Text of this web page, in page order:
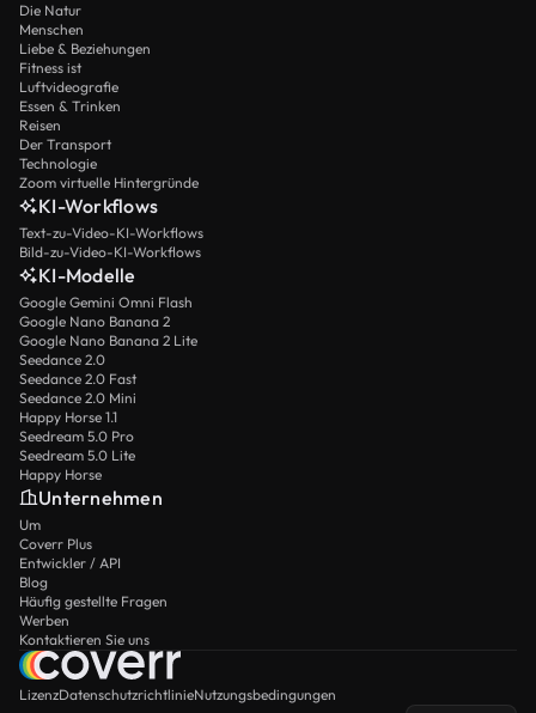
Die Natur
Menschen
Liebe & Beziehungen
Fitness ist
Luftvideografie
Essen & Trinken
Reisen
Der Transport
Technologie
Zoom virtuelle Hintergründe
KI-Workflows
Text-zu-Video-KI-Workflows
Bild-zu-Video-KI-Workflows
KI-Modelle
Google Gemini Omni Flash
Google Nano Banana 2
Google Nano Banana 2 Lite
Seedance 2.0
Seedance 2.0 Fast
Seedance 2.0 Mini
Happy Horse 1.1
Seedream 5.0 Pro
Seedream 5.0 Lite
Happy Horse
Unternehmen
Um
Coverr Plus
Entwickler / API
Blog
Häufig gestellte Fragen
Werben
Kontaktieren Sie uns
LizenzDatenschutzrichtlinieNutzungsbedingungen